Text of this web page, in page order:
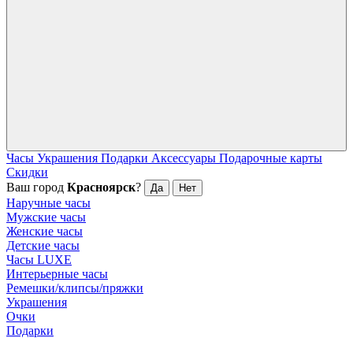
Часы Украшения Подарки Аксессуары Подарочные карты
Скидки
Ваш город Красноярск? Да Нет
Наручные часы
Мужские часы
Женские часы
Детские часы
Часы LUXE
Интерьерные часы
Ремешки/клипсы/пряжки
Украшения
Очки
Подарки